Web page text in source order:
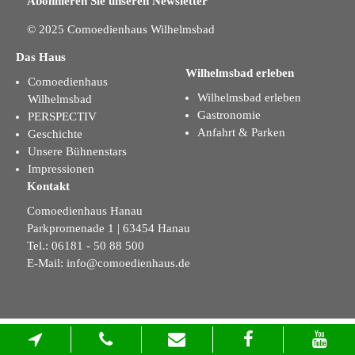
© 2025 Comoedienhaus Wilhelmsbad
Das Haus
Comoedienhaus
Wilhelmsbad
PERSPECTIV
Geschichte
Unsere Bühnenstars
Impressionen
Wilhelmsbad erleben
Wilhelmsbad erleben
Gastronomie
Anfahrt & Parken
Kontakt
Comoedienhaus Hanau
Parkpromenade 1 | 63454 Hanau
Tel.: 06181 - 50 88 500
E-Mail: info@comoedienhaus.de